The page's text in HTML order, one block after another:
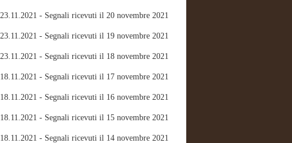
23.11.2021 - Segnali ricevuti il 20 novembre 2021
23.11.2021 - Segnali ricevuti il 19 novembre 2021
23.11.2021 - Segnali ricevuti il 18 novembre 2021
18.11.2021 - Segnali ricevuti il 17 novembre 2021
18.11.2021 - Segnali ricevuti il 16 novembre 2021
18.11.2021 - Segnali ricevuti il 15 novembre 2021
18.11.2021 - Segnali ricevuti il 14 novembre 2021